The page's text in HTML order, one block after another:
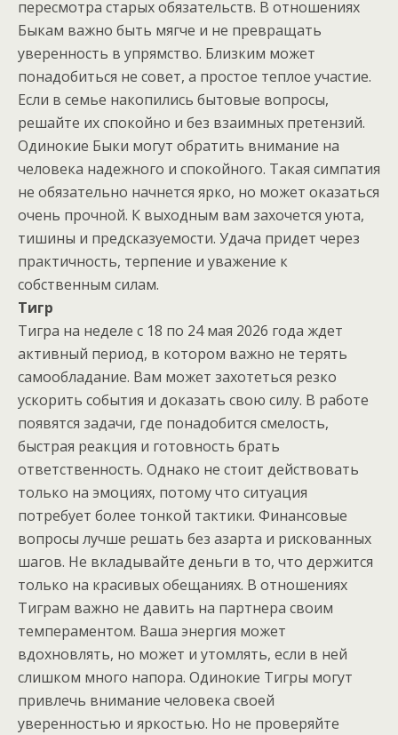
пересмотра старых обязательств. В отношениях
Быкам важно быть мягче и не превращать
уверенность в упрямство. Близким может
понадобиться не совет, а простое теплое участие.
Если в семье накопились бытовые вопросы,
решайте их спокойно и без взаимных претензий.
Одинокие Быки могут обратить внимание на
человека надежного и спокойного. Такая симпатия
не обязательно начнется ярко, но может оказаться
очень прочной. К выходным вам захочется уюта,
тишины и предсказуемости. Удача придет через
практичность, терпение и уважение к
собственным силам.
Тигр
Тигра на неделе с 18 по 24 мая 2026 года ждет
активный период, в котором важно не терять
самообладание. Вам может захотеться резко
ускорить события и доказать свою силу. В работе
появятся задачи, где понадобится смелость,
быстрая реакция и готовность брать
ответственность. Однако не стоит действовать
только на эмоциях, потому что ситуация
потребует более тонкой тактики. Финансовые
вопросы лучше решать без азарта и рискованных
шагов. Не вкладывайте деньги в то, что держится
только на красивых обещаниях. В отношениях
Тиграм важно не давить на партнера своим
темпераментом. Ваша энергия может
вдохновлять, но может и утомлять, если в ней
слишком много напора. Одинокие Тигры могут
привлечь внимание человека своей
уверенностью и яркостью. Но не проверяйте